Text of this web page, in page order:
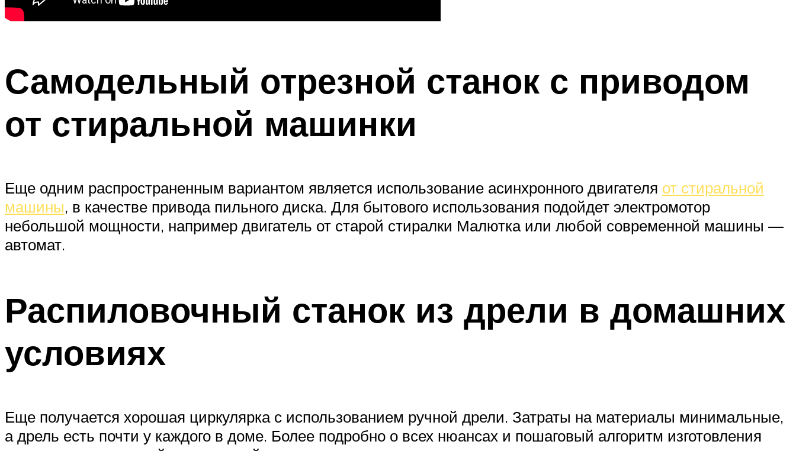
Самодельный отрезной станок с приводом
от стиральной машинки
Еще одним распространенным вариантом является использование асинхронного двигателя от стиральной
машины, в качестве привода пильного диска. Для бытового использования подойдет электромотор
небольшой мощности, например двигатель от старой стиралки Малютка или любой современной машины —
автомат.
Распиловочный станок из дрели в домашних
условиях
Еще получается хорошая циркулярка с использованием ручной дрели. Затраты на материалы минимальные,
а дрель есть почти у каждого в доме. Более подробно о всех нюансах и пошаговый алгоритм изготовления